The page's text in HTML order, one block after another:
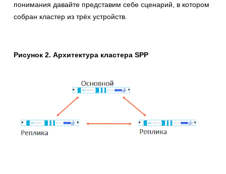
понимания давайте представим себе сценарий, в котором
собран кластер из трёх устройств.
Рисунок 2. Архитектура кластера SPP